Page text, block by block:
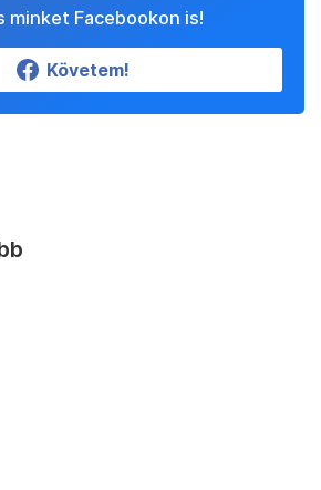
minket Facebookon is!
Követem!